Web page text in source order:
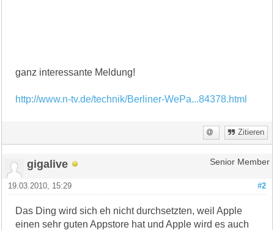
ganz interessante Meldung!
http://www.n-tv.de/technik/Berliner-WePa...84378.html
Zitieren
gigalive Senior Member
#2
19.03.2010, 15:29
Das Ding wird sich eh nicht durchsetzten, weil Apple
einen sehr guten Appstore hat und Apple wird es auch